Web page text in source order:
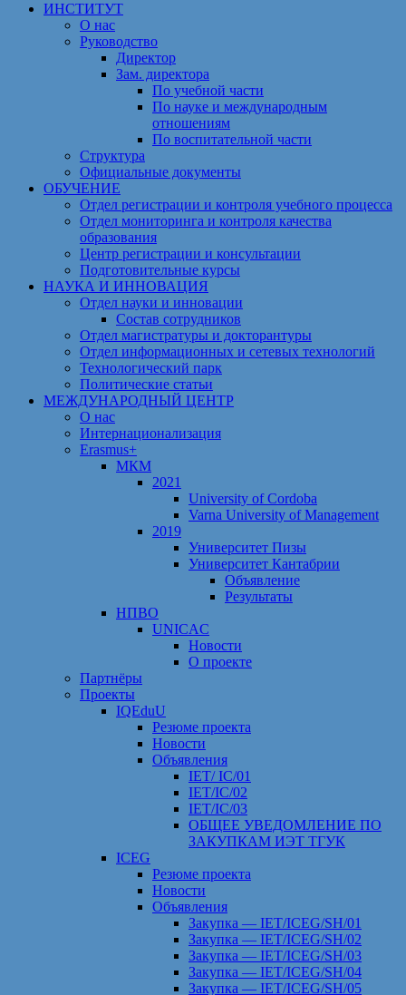
ИНСТИТУТ
О нас
Руководство
Директор
Зам. директора
По учебной части
По науке и международным
отношениям
По воспитательной части
Структура
Официальные документы
ОБУЧЕНИЕ
Отдел регистрации и контроля учебного процесса
Отдел мониторинга и контроля качества
образования
Центр регистрации и консультации
Подготовительные курсы
НАУКА И ИННОВАЦИЯ
Отдел науки и инновации
Состав сотрудников
Отдел магистратуры и докторантуры
Отдел информационных и сетевых технологий
Технологический парк
Политические статьи
МЕЖДУНАРОДНЫЙ ЦЕНТР
О нас
Интернационализация
Erasmus+
МКМ
2021
University of Cordoba
Varna University of Management
2019
Университет Пизы
Университет Кантабрии
Объявление
Результаты
НПВО
UNICAC
Новости
О проекте
Партнёры
Проекты
IQEduU
Резюме проекта
Новости
Объявления
IET/ IC/01
IET/IC/02
IET/IC/03
ОБЩЕЕ УВЕДОМЛЕНИЕ ПО
ЗАКУПКАМ ИЭТ ТГУК
ICEG
Резюме проекта
Новости
Объявления
Закупка — IET/ICEG/SH/01
Закупка — IET/ICEG/SH/02
Закупка — IET/ICEG/SH/03
Закупка — IET/ICEG/SH/04
Закупка — IET/ICEG/SH/05